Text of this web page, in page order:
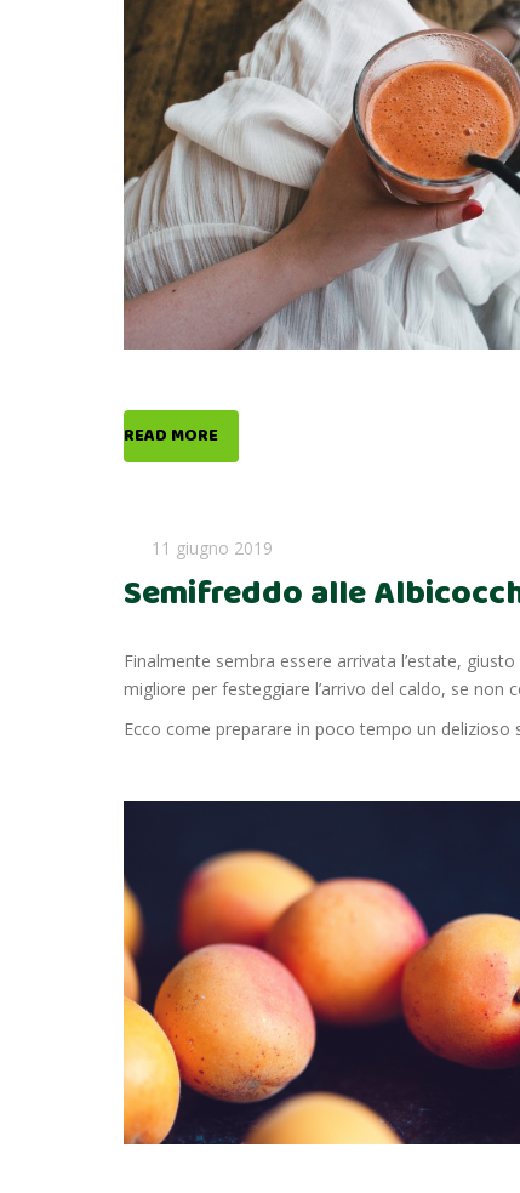
READ MORE
11 giugno 2019
Semifreddo alle
Finalmente sembra essere arrivata l’estate,
migliore per festeggiare l’arrivo del caldo, se
Ecco come preparare in poco tempo un